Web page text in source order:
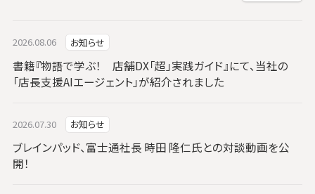
2026.08.06 お知らせ
書籍『物語で学ぶ！ 店舗DX「超」実践ガイド』にて、当社の
「店長支援AIエージェント」が紹介されました
2026.07.30 お知らせ
ブレインパッド、富士通社長 時田 隆仁氏との対談動画を公
開！